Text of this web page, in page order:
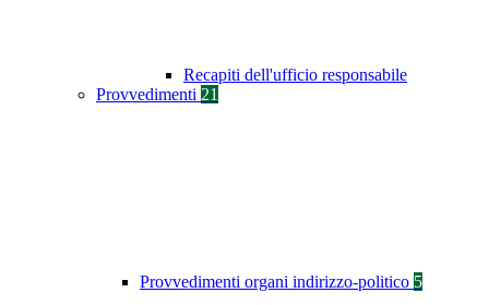
Recapiti dell'ufficio responsabile
Provvedimenti 21
Provvedimenti organi indirizzo-politico 5